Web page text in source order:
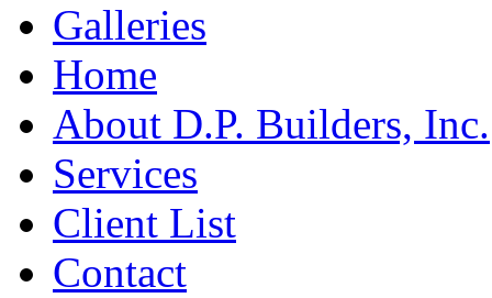
Galleries
Home
About D.P. Builders, Inc.
Services
Client List
Contact